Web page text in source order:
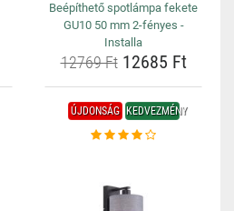
Beépíthető spotlámpa fekete
GU10 50 mm 2-fényes -
Installa
12769 Ft12685 Ft
ÚJDONSÁG KEDVEZMÉNY